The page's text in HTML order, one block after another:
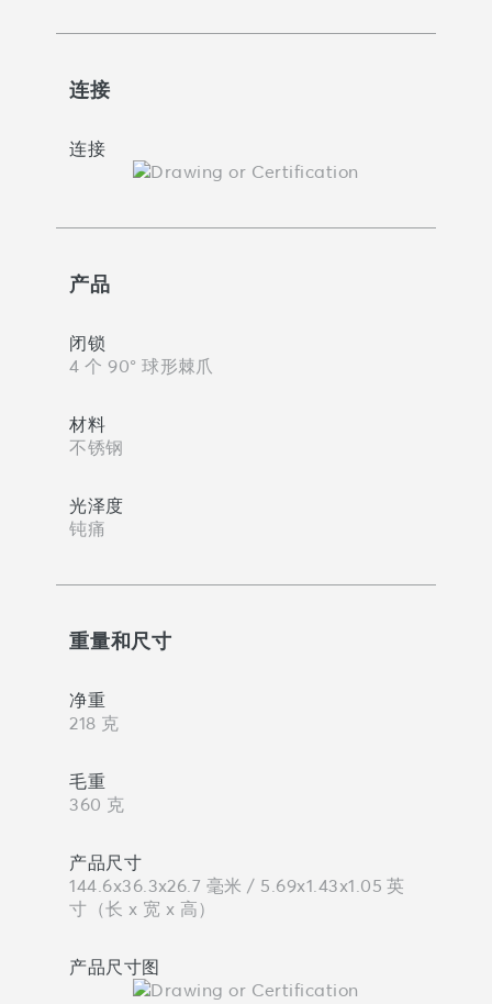
连接
连接
产品
闭锁
4 个 90° 球形棘爪
材料
不锈钢
光泽度
钝痛
重量和尺寸
净重
218 克
毛重
360 克
产品尺寸
144.6x36.3x26.7 毫米 / 5.69x1.43x1.05 英
寸（长 x 宽 x 高）
产品尺寸图